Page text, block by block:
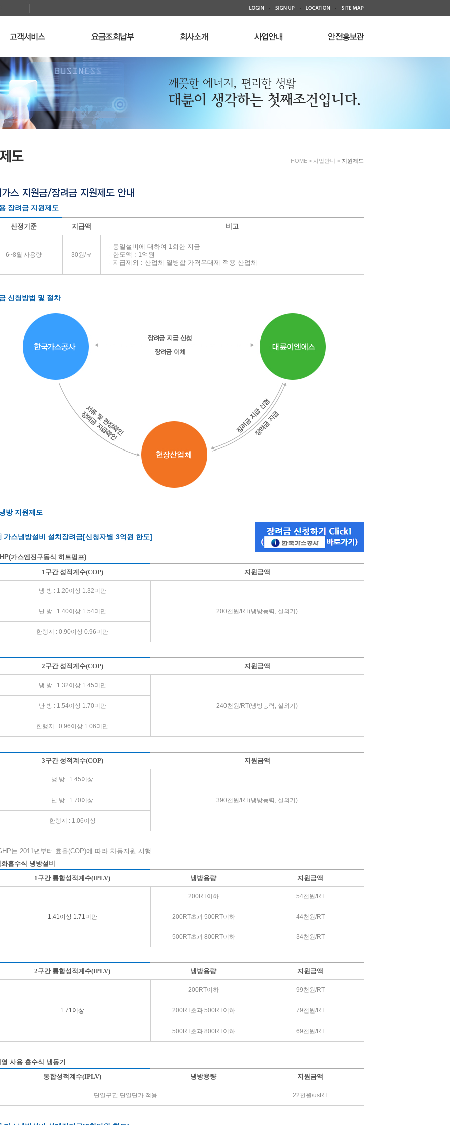
HOME > 사업안내 > 지원제도
장려금 지원제도
산정기준 지급액 비고
6~8월 사용량 30원/㎡
- 동일설비에 대하여 1회한 지금
- 한도액 : 1억원
- 지급제외 : 산업체 열병합 가격우대제 적용 산업체
신청방법 및 절차
방 지원제도
스냉방설비 설치장려금[신청자별 3억원 한도]
가스엔진구동식 히트펌프)
1구간 성적계수(COP)
지원금액
냉 방 : 1.20이상 1.32미만
200천원/RT(냉방능력, 실외기)
난 방 : 1.40이상 1.54미만
한랭지 : 0.90이상 0.96미만
2구간 성적계수(COP) 지원금액
냉 방 : 1.32이상 1.45미만
240천원/RT(냉방능력, 실외기)
난 방 : 1.54이상 1.70미만
한랭지 : 0.96이상 1.06미만
3구간 성적계수(COP) 지원금액
냉 방 : 1.45이상
390천원/RT(냉방능력, 실외기)
난 방 : 1.70이상
한랭지 : 1.06이상
는 2011년부터 효율(COP)에 따라 차등지원 시행
흡수식 냉방설비
1구간 통합성적계수(IPLV)
냉방용량 지원금액
1.41이상 1.71미만
200RT이하 54천원/RT
200RT초과 500RT이하 44천원/RT
500RT초과 800RT이하 34천원/RT
2구간 통합성적계수(IPLV) 냉방용량 지원금액
1.71이상
200RT이하 99천원/RT
200RT초과 500RT이하 79천원/RT
500RT초과 800RT이하 69천원/RT
사용 흡수식 냉동기
통합성적계수(IPLV)
냉방용량 지원금액
단일구간 단일단가 적용 22천원/usRT